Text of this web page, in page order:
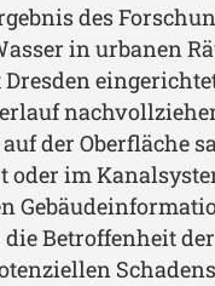
des
in urbanen
der Oberfläche
im
Betroffenheit der